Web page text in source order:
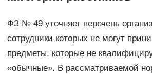
ФЗ № 49 уточняет перечень
сотрудники которых не могут
предметы, которые не
«обычные». В рассматриваемой